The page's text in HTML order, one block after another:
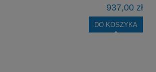
937,00 zł
DO KOSZYKA